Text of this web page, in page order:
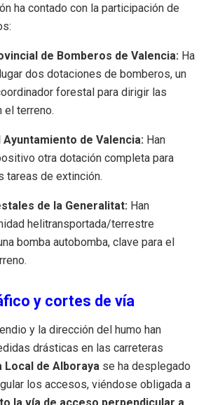
ha contado con la participación de
de Bomberos de Valencia: Ha
dos dotaciones de bomberos, un
forestal para dirigir las
el terreno.
de Valencia: Han
otra dotación completa para
tareas de extinción.
de la Generalitat: Han
helitransportada/terrestre
bomba autobomba, clave para el
y cortes de vía
y la dirección del humo han
drásticas en las carreteras
Local de Alboraya se ha desplegado
los accesos, viéndose obligada a